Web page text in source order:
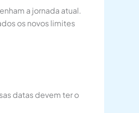
a jornada atual.
os novos limites
datas devem ter o